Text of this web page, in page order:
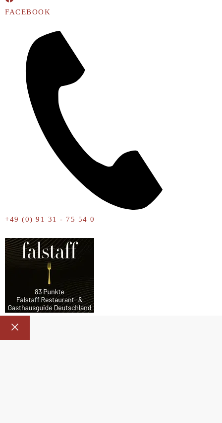
FACEBOOK
+49 (0) 91 31 - 75 54 0
Close